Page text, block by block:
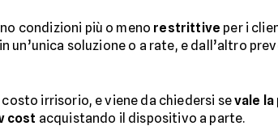
condizioni più o meno restrittive per i
un’unica soluzione o a rate, e dall’altro
irrisorio, e viene da chiedersi sevale la
cost acquistando il dispositivo a parte.